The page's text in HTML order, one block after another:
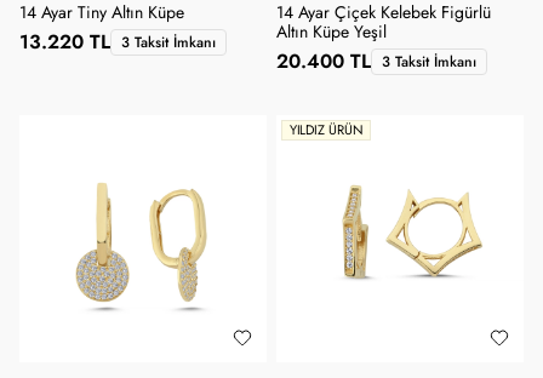
14 Ayar Tiny Altın Küpe
13.220 TL 3 Taksit İmkanı
14 Ayar Çiçek Kelebek Figürlü
Altın Küpe Yeşil
20.400 TL 3 Taksit İmkanı
YILDIZ ÜRÜN